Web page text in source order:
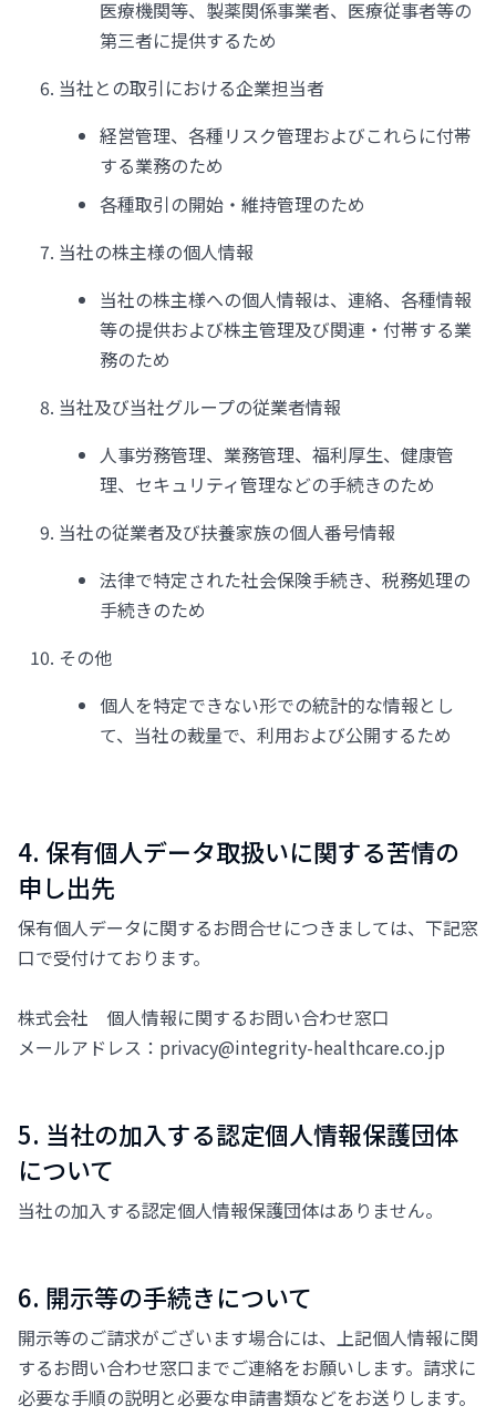
医療機関等、製薬関係事業者、医療従事者等の
第三者に提供するため
当社との取引における企業担当者
経営管理、各種リスク管理およびこれらに付帯
する業務のため
各種取引の開始・維持管理のため
当社の株主様の個人情報
当社の株主様への個人情報は、連絡、各種情報
等の提供および株主管理及び関連・付帯する業
務のため
当社及び当社グループの従業者情報
人事労務管理、業務管理、福利厚生、健康管
理、セキュリティ管理などの手続きのため
当社の従業者及び扶養家族の個人番号情報
法律で特定された社会保険手続き、税務処理の
手続きのため
その他
個人を特定できない形での統計的な情報とし
て、当社の裁量で、利用および公開するため
4. 保有個人データ取扱いに関する苦情の
申し出先
保有個人データに関するお問合せにつきましては、下記窓
口で受付けております。
株式会社 個人情報に関するお問い合わせ窓口
メールアドレス：privacy@integrity-healthcare.co.jp
5. 当社の加入する認定個人情報保護団体
について
当社の加入する認定個人情報保護団体はありません。
6. 開示等の手続きについて
開示等のご請求がございます場合には、上記個人情報に関
するお問い合わせ窓口までご連絡をお願いします。請求に
必要な手順の説明と必要な申請書類などをお送りします。